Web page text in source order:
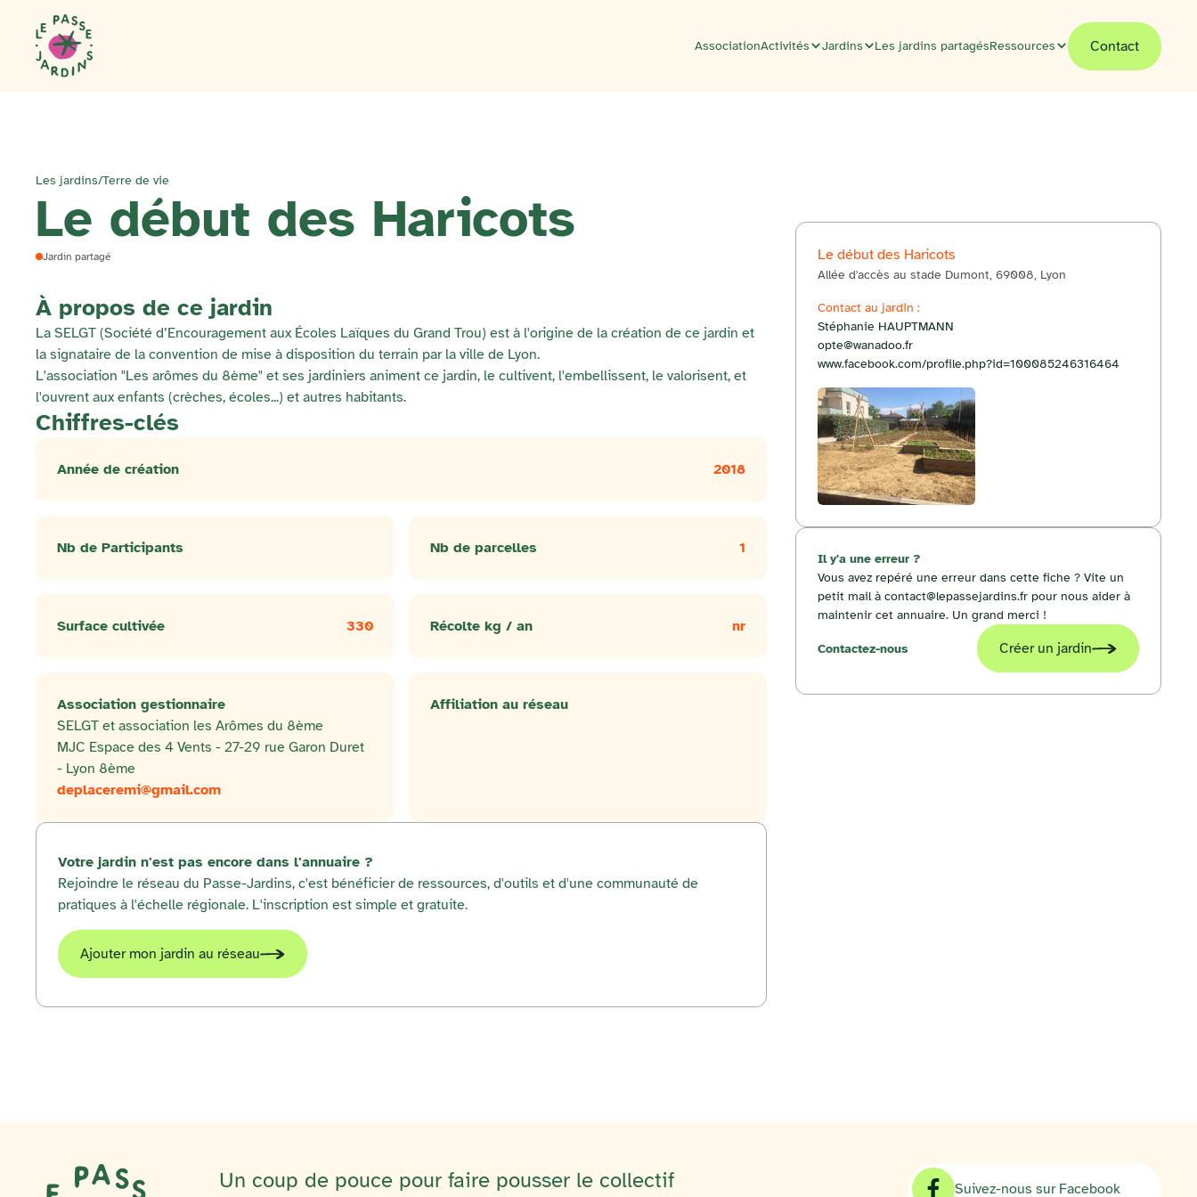
AssociationActivités Jardins Les jardins partagésRessources Contact
Les jardins/Terre de vie
Le début des Haricots
Jardin partagé
À propos de ce jardin
La SELGT (Société d’Encouragement aux Écoles Laïques du Grand Trou) est à l'origine de la création de ce jardin et
la signataire de la convention de mise à disposition du terrain par la ville de Lyon.
L'association "Les arômes du 8ème" et ses jardiniers animent ce jardin, le cultivent, l'embellissent, le valorisent, et
l'ouvrent aux enfants (crèches, écoles...) et autres habitants.
Chiffres-clés
Année de création 2018
Nb de Participants Nb de parcelles 1
Surface cultivée 330 Récolte kg / an nr
Association gestionnaire
SELGT et association les Arômes du 8ème
MJC Espace des 4 Vents - 27-29 rue Garon Duret
- Lyon 8ème
deplaceremi@gmail.com
Affiliation au réseau
Votre jardin n'est pas encore dans l'annuaire ?
Rejoindre le réseau du Passe-Jardins, c'est bénéficier de ressources, d'outils et d'une communauté de
pratiques à l'échelle régionale. L'inscription est simple et gratuite.
Ajouter mon jardin au réseau
Itinéraire
+
−
Le début des Haricots
Allée d'accès au stade Dumont, 69008, Lyon
Contact au jardin :
Stéphanie HAUPTMANN
opte@wanadoo.fr
www.facebook.com/profile.php?id=100085246316464
Il y'a une erreur ?
Vous avez repéré une erreur dans cette fiche ? Vite un
petit mail à contact@lepassejardins.fr pour nous aider à
maintenir cet annuaire. Un grand merci !
Contactez-nous Créer un jardin
Un coup de pouce pour faire pousser le collectif Suivez-nous sur Facebook